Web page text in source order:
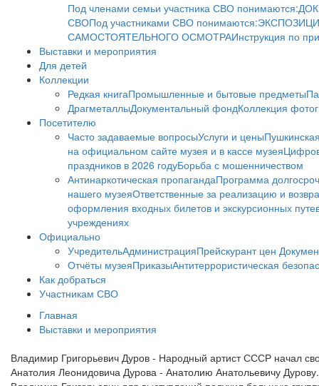
Под членами семьи участника СВО понимаются:
СВОПод участниками СВО понимаются:
САМОСТОЯТЕЛЬНОГО ОСМОТРАИнструкция по
Выставки и мероприятия
Для детей
Коллекции
Редкая книгаПромышленные и бытовые предметы
ДрагметаллыДокументальный фондКоллекция
Посетителю
Часто задаваемые вопросыУслуги и цены
на официальном сайте музея и в кассе музея
праздников в 2026 годуБорьба с мошенничеством
Антинаркотическая пропагандаПрограмма
нашего музеяОтветственные за реализацию и
оформления входных билетов и экскурсионных
учреждениях
Официально
УчредительАдминистрацияПрейскурант цен
Отчёты музеяПриказыАнтитеррористическая
Как добраться
Участникам СВО
Главная
Выставки и мероприятия
Владимир Григорьевич Дуров - Народный артист СССР начал
Анатолия Леонидовича Дурова - Анатолию Анатольевичу